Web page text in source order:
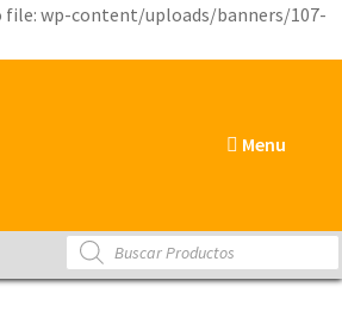
file: wp-content/uploads/banners/107-
Menu
Products
search